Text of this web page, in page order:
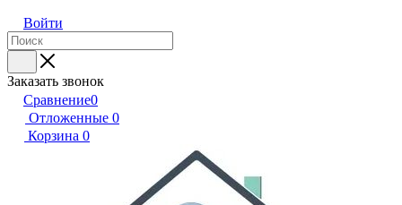
Войти
Заказать звонок
Сравнение0
Отложенные 0
Корзина 0